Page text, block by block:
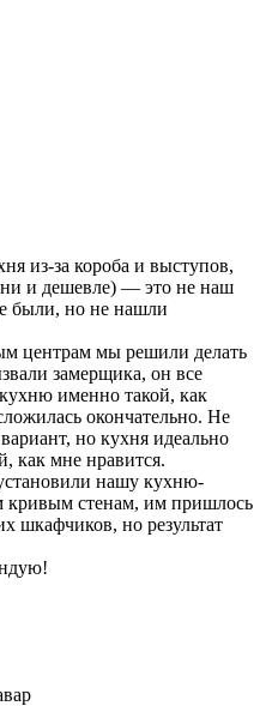
из-за короба и выступов,
и дешевле) — это не наш
были, но не нашли
центрам мы решили делать
замерщика, он все
именно такой, как
окончательно. Не
но кухня идеально
как мне нравится.
нашу кухню-
кривым стенам, им пришлось
шкафчиков, но результат